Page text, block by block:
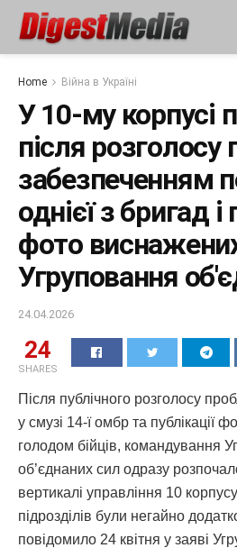
Home Війна в Україні
У 10-му корпусі
після розголосу
забезпеченням
однієї з бригад і
фото
Угруповання
24.04.2026
24
SHARES
Після публічного розголосу
у смузі 14-ї омбр та публікації
голодом бійців, командування
об’єднаних сил одразу
вертикалі управління 10
підрозділів були негайно
повідомило 24 квітня у заяві